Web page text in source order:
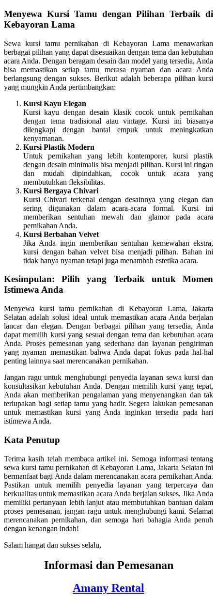
Menyewa Kursi Tamu dengan Pilihan Terbaik di
Kebayoran Lama
Sewa kursi tamu pernikahan di Kebayoran Lama menawarkan
berbagai pilihan yang dapat disesuaikan dengan tema dan kebutuhan
acara Anda. Dengan beragam desain dan model yang tersedia, Anda
bisa memastikan setiap tamu merasa nyaman dan acara Anda
berlangsung dengan sukses. Berikut adalah beberapa pilihan kursi
yang mungkin Anda pertimbangkan:
Kursi Kayu Elegan
Kursi kayu dengan desain klasik cocok untuk pernikahan
dengan tema tradisional atau vintage. Kursi ini biasanya
dilengkapi dengan bantal empuk untuk meningkatkan
kenyamanan.
Kursi Plastik Modern
Untuk pernikahan yang lebih kontemporer, kursi plastik
dengan desain minimalis bisa menjadi pilihan. Kursi ini ringan
dan mudah dipindahkan, cocok untuk acara yang
membutuhkan fleksibilitas.
Kursi Bergaya Chivari
Kursi Chivari terkenal dengan desainnya yang elegan dan
sering digunakan dalam acara-acara formal. Kursi ini
memberikan sentuhan mewah dan glamor pada acara
pernikahan Anda.
Kursi Berbahan Velvet
Jika Anda ingin memberikan sentuhan kemewahan ekstra,
kursi dengan bahan velvet bisa menjadi pilihan. Bahan ini
tidak hanya nyaman tetapi juga menambah estetika acara.
Kesimpulan: Pilih yang Terbaik untuk Momen
Istimewa Anda
Menyewa kursi tamu pernikahan di Kebayoran Lama, Jakarta
Selatan adalah solusi ideal untuk memastikan acara Anda berjalan
lancar dan elegan. Dengan berbagai pilihan yang tersedia, Anda
dapat memilih kursi yang sesuai dengan tema dan kebutuhan acara
Anda. Proses pemesanan yang sederhana dan layanan pengiriman
yang nyaman memastikan bahwa Anda dapat fokus pada hal-hal
penting lainnya saat merencanakan pernikahan.
Jangan ragu untuk menghubungi penyedia layanan sewa kursi dan
konsultasikan kebutuhan Anda. Dengan memilih kursi yang tepat,
Anda akan memberikan pengalaman yang menyenangkan dan tak
terlupakan bagi setiap tamu yang hadir. Segera lakukan pemesanan
untuk memastikan kursi yang Anda inginkan tersedia pada hari
istimewa Anda.
Kata Penutup
Terima kasih telah membaca artikel ini. Semoga informasi tentang
sewa kursi tamu pernikahan di Kebayoran Lama, Jakarta Selatan ini
bermanfaat bagi Anda dalam merencanakan acara pernikahan Anda.
Pastikan untuk memilih penyedia layanan yang terpercaya dan
berkualitas untuk memastikan acara Anda berjalan sukses. Jika Anda
memiliki pertanyaan lebih lanjut atau membutuhkan bantuan dalam
proses pemesanan, jangan ragu untuk menghubungi kami. Selamat
merencanakan pernikahan, dan semoga hari bahagia Anda penuh
dengan kenangan indah!
Salam hangat dan sukses selalu,
Informasi dan Pemesanan
Amany Rental